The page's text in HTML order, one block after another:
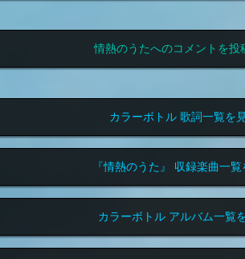
情熱のうたへのコメントを投
カラーボトル 歌詞一覧を
『情熱のうた』 収録楽曲一覧
カラーボトル アルバム一覧